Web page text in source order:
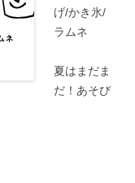
げ/かき氷/
ラムネ
夏はまだま
だ！あそび